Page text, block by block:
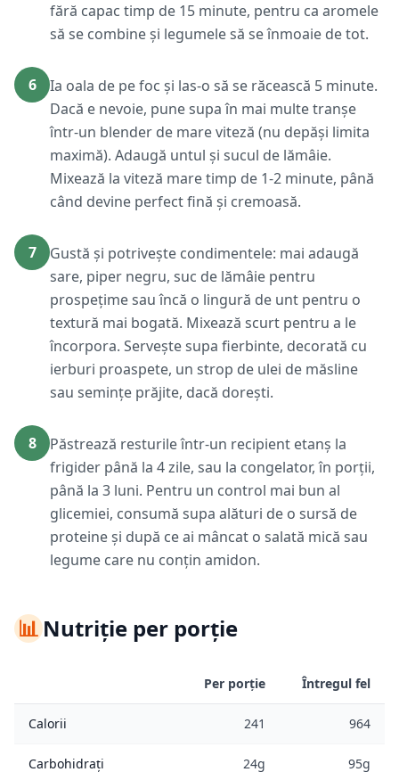
fără capac timp de 15 minute, pentru ca aromele
să se combine și legumele să se înmoaie de tot.
6
Ia oala de pe foc și las-o să se răcească 5 minute.
Dacă e nevoie, pune supa în mai multe tranșe
într-un blender de mare viteză (nu depăși limita
maximă). Adaugă untul și sucul de lămâie.
Mixează la viteză mare timp de 1-2 minute, până
când devine perfect fină și cremoasă.
7
Gustă și potrivește condimentele: mai adaugă
sare, piper negru, suc de lămâie pentru
prospețime sau încă o lingură de unt pentru o
textură mai bogată. Mixează scurt pentru a le
încorpora. Servește supa fierbinte, decorată cu
ierburi proaspete, un strop de ulei de măsline
sau semințe prăjite, dacă dorești.
8
Păstrează resturile într-un recipient etanș la
frigider până la 4 zile, sau la congelator, în porții,
până la 3 luni. Pentru un control mai bun al
glicemiei, consumă supa alături de o sursă de
proteine și după ce ai mâncat o salată mică sau
legume care nu conțin amidon.
📊Nutriție per porție
Per porție Întregul fel
Calorii 241 964
Carbohidrați 24g 95g